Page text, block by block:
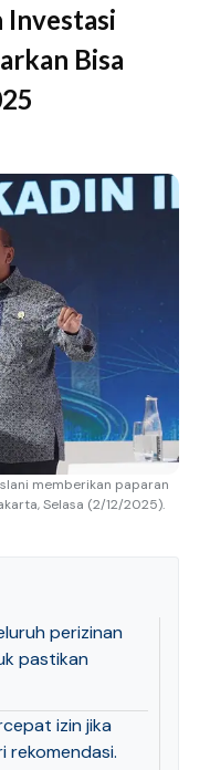
Investasi
Bisa
memberikan paparan
Selasa (2/12/2025).
perizinan
pastikan
izin jika
rekomendasi.